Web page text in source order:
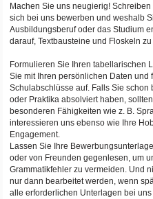
Machen Sie uns neugierig!
sich bei uns bewerben und weshalb
Ausbildungsberuf oder das Studium
darauf, Textbausteine und Floskeln
Formulieren Sie Ihren tabellarischen
Sie mit Ihren persönlichen Daten
Schulabschlüsse auf. Falls Sie
oder Praktika absolviert haben,
besonderen Fähigkeiten wie z. B.
interessieren uns ebenso wie Ihre
Engagement.
Lassen Sie Ihre
oder von Freunden gegenlesen, um
Grammatikfehler zu vermeiden. Und
nur dann bearbeitet werden, wenn
alle erforderlichen Unterlagen bei